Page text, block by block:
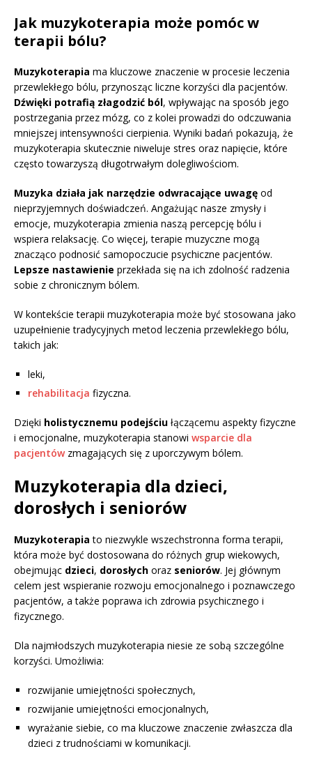
Jak muzykoterapia może pomóc w
terapii bólu?
Muzykoterapia ma kluczowe znaczenie w procesie leczenia
przewlekłego bólu, przynosząc liczne korzyści dla pacjentów.
Dźwięki potrafią złagodzić ból, wpływając na sposób jego
postrzegania przez mózg, co z kolei prowadzi do odczuwania
mniejszej intensywności cierpienia. Wyniki badań pokazują, że
muzykoterapia skutecznie niweluje stres oraz napięcie, które
często towarzyszą długotrwałym dolegliwościom.
Muzyka działa jak narzędzie odwracające uwagę od
nieprzyjemnych doświadczeń. Angażując nasze zmysły i
emocje, muzykoterapia zmienia naszą percepcję bólu i
wspiera relaksację. Co więcej, terapie muzyczne mogą
znacząco podnosić samopoczucie psychiczne pacjentów.
Lepsze nastawienie przekłada się na ich zdolność radzenia
sobie z chronicznym bólem.
W kontekście terapii muzykoterapia może być stosowana jako
uzupełnienie tradycyjnych metod leczenia przewlekłego bólu,
takich jak:
leki,
rehabilitacja fizyczna.
Dzięki holistycznemu podejściu łączącemu aspekty fizyczne
i emocjonalne, muzykoterapia stanowi wsparcie dla
pacjentówzmagających się z uporczywym bólem.
Muzykoterapia dla dzieci,
dorosłych i seniorów
Muzykoterapia to niezwykle wszechstronna forma terapii,
która może być dostosowana do różnych grup wiekowych,
obejmując dzieci, dorosłych oraz seniorów. Jej głównym
celem jest wspieranie rozwoju emocjonalnego i poznawczego
pacjentów, a także poprawa ich zdrowia psychicznego i
fizycznego.
Dla najmłodszych muzykoterapia niesie ze sobą szczególne
korzyści. Umożliwia:
rozwijanie umiejętności społecznych,
rozwijanie umiejętności emocjonalnych,
wyrażanie siebie, co ma kluczowe znaczenie zwłaszcza dla
dzieci z trudnościami w komunikacji.